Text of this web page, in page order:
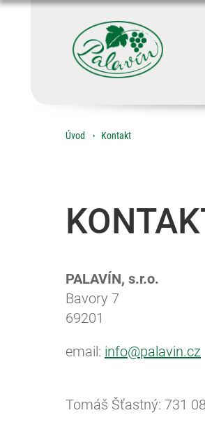
Úvod Kontakt
PALAVÍN, s.r.o.
Bavory 7
69201
email: info@palavin.cz
Tomáš Šťastný: 731